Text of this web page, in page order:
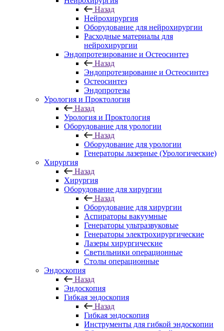
Назад
Нейрохирургия
Оборудование для нейрохирургии
Расходные материалы для
нейрохирургии
Эндопротезирование и Остеосинтез
Назад
Эндопротезирование и Остеосинтез
Остеосинтез
Эндопротезы
Урология и Проктология
Назад
Урология и Проктология
Оборудование для урологии
Назад
Оборудование для урологии
Генераторы лазерные (Урологические)
Хирургия
Назад
Хирургия
Оборудование для хирургии
Назад
Оборудование для хирургии
Аспираторы вакуумные
Генераторы ультразвуковые
Генераторы электрохирургические
Лазеры хирургические
Светильники операционные
Столы операционные
Эндоскопия
Назад
Эндоскопия
Гибкая эндоскопия
Назад
Гибкая эндоскопия
Инструменты для гибкой эндоскопии